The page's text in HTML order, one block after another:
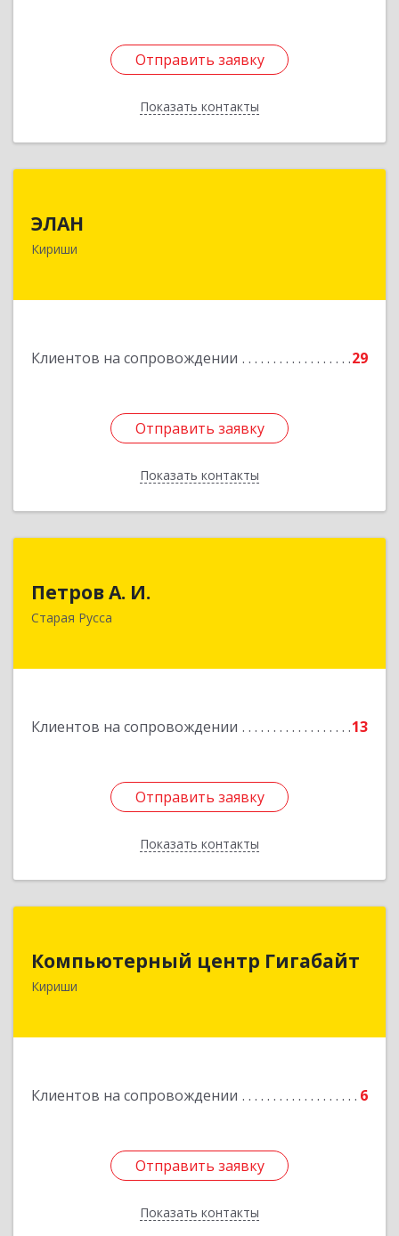
Отправить заявку
Показать контакты
Отправить заявку
Назад
ЭЛАН
Кириши
Клиентов на сопровождении 29
Отправить заявку
Показать контакты
Подробнее
Отправить заявку
Назад
Петров А. И.
Старая Русса
Клиентов на сопровождении 13
Отправить заявку
Показать контакты
Отправить заявку
Назад
Компьютерный центр Гигабайт
Кириши
Клиентов на сопровождении 6
Отправить заявку
Показать контакты
187110, Ленинградская обл, Кириши г,
Подробнее
Отправить заявку
Назад